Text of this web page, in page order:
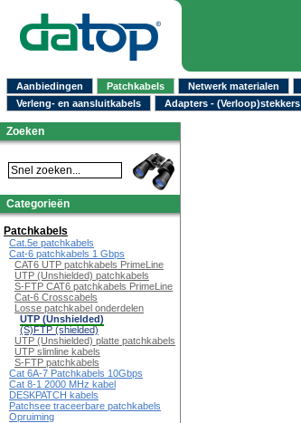
Aanbiedingen Patchkabels Netwerk materialen
Verleng- en aansluitkabels
Adapters - (Verloop)stekkers
Zoeken
Categorieën
Patchkabels
Cat.5e patchkabels
Cat-6 patchkabels 1 Gbps
CAT6 UTP patchkabels PrimeLine
UTP (Unshielded) patchkabels
S-FTP CAT6 patchkabels PrimeLine
Cat-6 Crosscabels
Losse patchkabel onderdelen
UTP (Unshielded)
(S)FTP (shielded)
UTP (Unshielded) platte patchkabels
UTP slimline kabels
S-FTP patchkabels
Cat 6A-7 Patchkabels 10Gbps
Cat 8-1 2000 MHz kabel
DESKPATCH kabels
Patchsee traceerbare patchkabels
Opruiming